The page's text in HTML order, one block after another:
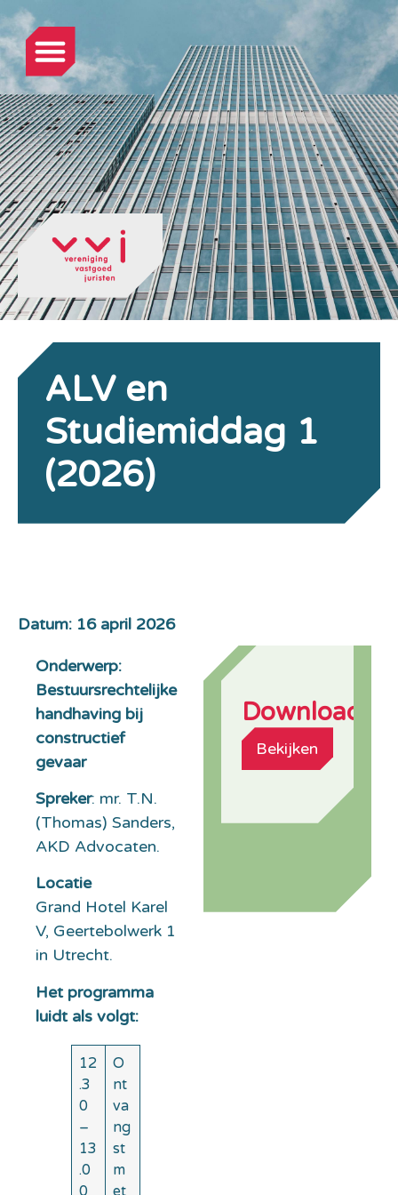
ALV en
Studiemiddag 1
(2026)
Datum: 16 april 2026
Onderwerp:
Bestuursrechtelijke
handhaving bij
constructief
gevaar
Spreker: mr. T.N.
(Thomas) Sanders,
AKD Advocaten.
Locatie
Grand Hotel Karel
V, Geertebolwerk 1
in Utrecht.
Het programma
luidt als volgt:
12
.3
0
–
13
.0
0
O
nt
va
ng
st
m
et
Downloads
Bekijken